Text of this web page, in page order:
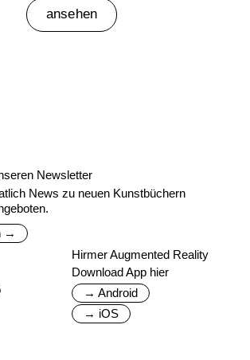
ansehen
Newsletter
News zu neuen Kunstbüchern
→
Hirmer Augmented Reality
Download App hier
→ Android
→ iOS